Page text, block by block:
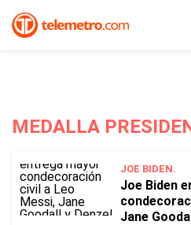
MEDALLA
JOE BIDEN.
Joe Biden
Jane